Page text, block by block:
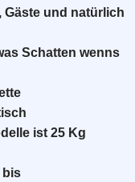
Gäste und natürlich
Schatten wenns
ist 25 Kg
bis